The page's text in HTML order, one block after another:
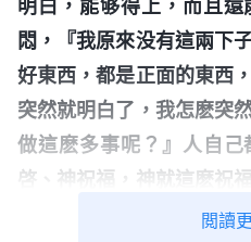
明白，能够得上，而且
悶，『我原來没有這兩下
好東西，都是正面的東西
突然就明白了，我怎麽突
做這麽多事呢？』人自
啓、神祝福，神就這麽祝
在作自己分内的工作期間
閲讀